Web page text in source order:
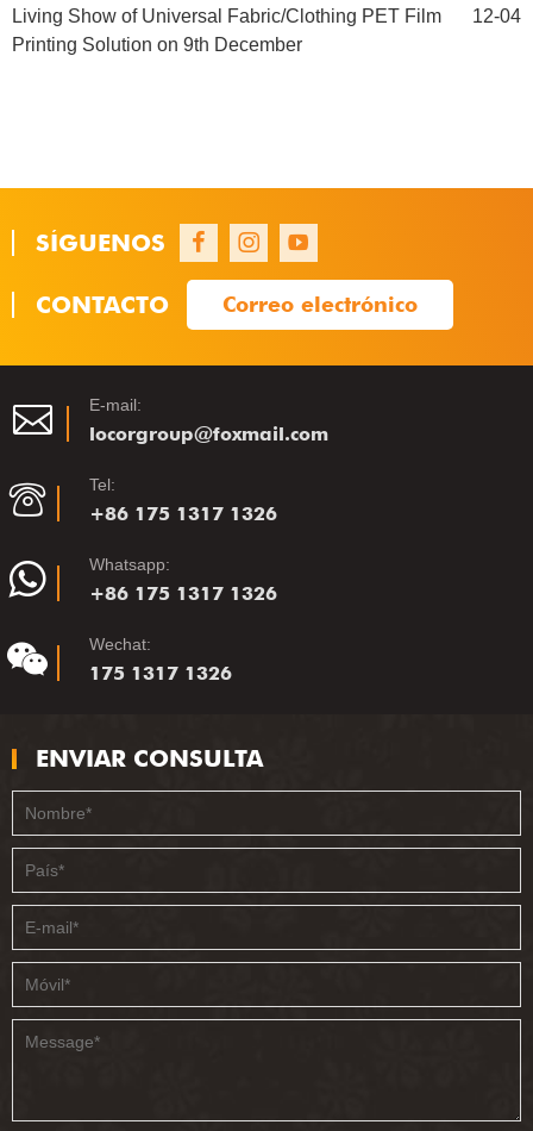
12-04
Living Show of Universal Fabric/Clothing PET Film
Printing Solution on 9th December
SÍGUENOS
1 1 1
CONTACTO Correo electrónico
E-mail:
locorgroup@foxmail.com
Tel:
+86 175 1317 1326
Whatsapp:
+86 175 1317 1326
Wechat:
175 1317 1326
ENVIAR CONSULTA